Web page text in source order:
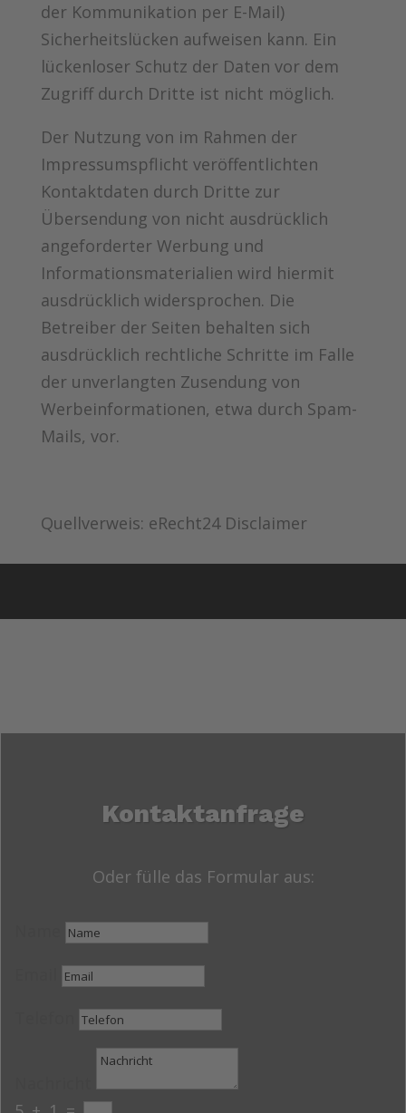
der Kommunikation per E-Mail)
Sicherheitslücken aufweisen kann. Ein
lückenloser Schutz der Daten vor dem
Zugriff durch Dritte ist nicht möglich.
Der Nutzung von im Rahmen der
Impressumspflicht veröffentlichten
Kontaktdaten durch Dritte zur
Übersendung von nicht ausdrücklich
angeforderter Werbung und
Informationsmaterialien wird hiermit
ausdrücklich widersprochen. Die
Betreiber der Seiten behalten sich
ausdrücklich rechtliche Schritte im Falle
der unverlangten Zusendung von
Werbeinformationen, etwa durch Spam-
Mails, vor.
Quellverweis: eRecht24 Disclaimer
Kontaktanfrage
Oder fülle das Formular aus: